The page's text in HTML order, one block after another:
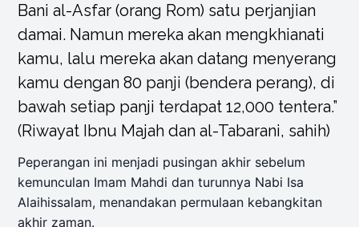
Bani al-Asfar (orang Rom) satu perjanjian
damai. Namun mereka akan mengkhianati
kamu, lalu mereka akan datang menyerang
kamu dengan 80 panji (bendera perang), di
bawah setiap panji terdapat 12,000 tentera.”
(Riwayat Ibnu Majah dan al-Tabarani, sahih)
Peperangan ini menjadi pusingan akhir sebelum
kemunculan Imam Mahdi dan turunnya Nabi Isa
Alaihissalam, menandakan permulaan kebangkitan
akhir zaman.